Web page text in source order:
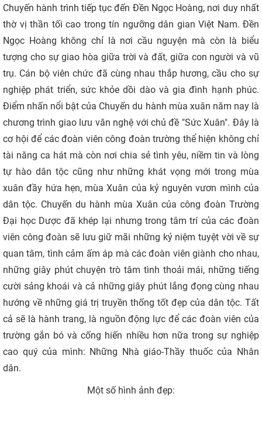
Chuyến hành trình tiếp tục đến Đền Ngọc Hoàng, nơi duy nhất
thờ vị thần tối cao trong tín ngưỡng dân gian Việt Nam. Đền
Ngọc Hoàng không chỉ là nơi cầu nguyện mà còn là biểu
tượng cho sự giao hòa giữa trời và đất, giữa con người và vũ
trụ. Cán bộ viên chức đã cùng nhau thắp hương, cầu cho sự
nghiệp phát triển, sức khỏe dồi dào và gia đình hạnh phúc.
Điểm nhấn nổi bật của Chuyến du hành mùa xuân năm nay là
chương trình giao lưu văn nghệ với chủ đề "Sức Xuân". Đây là
cơ hội để các đoàn viên công đoàn trường thể hiện không chỉ
tài năng ca hát mà còn nơi chia sẻ tình yêu, niềm tin và lòng
tự hào dân tộc cũng như những khát vọng mới trong mùa
xuân đầy hứa hẹn, mùa Xuân của kỷ nguyên vươn mình của
dân tộc. Chuyến du hành mùa Xuân của công đoàn Trường
Đại học Dược đã khép lại nhưng trong tâm trí của các đoàn
viên công đoàn sẽ lưu giữ mãi những kỷ niệm tuyệt vời về sự
quan tâm, tình cảm ấm áp mà các đoàn viên giành cho nhau,
những giây phút chuyện trò tâm tình thoải mái, những tiếng
cười sảng khoái và cả những giây phút lắng đọng cùng nhau
hướng về những giá trị truyền thống tốt đẹp của dân tộc. Tất
cả sẽ là hành trang, là nguồn động lực để các đoàn viên của
trường gắn bó và cống hiến nhiều hơn nữa trong sự nghiệp
cao quý của mình: Những Nhà giáo-Thầy thuốc của Nhân
dân.
Một số hình ảnh đẹp: